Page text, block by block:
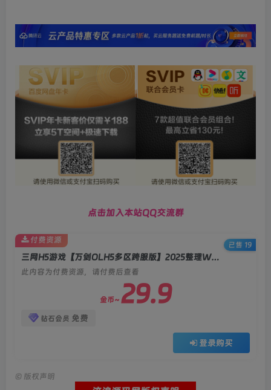
点击加入本站QQ交流群
三网H5游戏【万剑OLH5多区跨服版】2025整理Win系服务端+GM后台+简易安卓客户端+教程
此内容为付费资源，请付费后查看
金币~ 29.9
钻石会员 免费
登录购买
付费资源
已售 19
© 版权声明